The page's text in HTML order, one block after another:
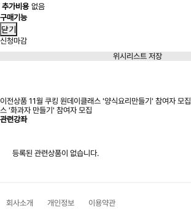
추가비용 없음
구매기능
닫기
신청마감
위시리스트 저장
이전상품 11월 쿠킹 원데이클래스 '양식요리만들기' 참여자 모집
스 '화과자 만들기' 참여자 모집
관련강좌
등록된 관련상품이 없습니다.
회사소개 개인정보 이용약관